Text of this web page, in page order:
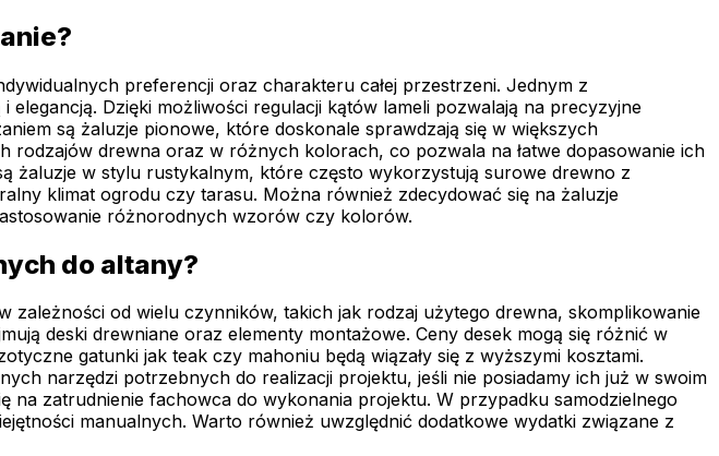
preferencji oraz charakteru całej przestrzeni. Jednym z
Dzięki możliwości regulacji kątów lameli pozwalają na precyzyjne
są żaluzje pionowe, które doskonale sprawdzają się w większych
drewna oraz w różnych kolorach, co pozwala na łatwe dopasowanie ich
żaluzje w stylu rustykalnym, które często wykorzystują surowe drewno z
klimat ogrodu czy tarasu. Można również zdecydować się na żaluzje
różnorodnych wzorów czy kolorów.
do altany?
od wielu czynników, takich jak rodzaj użytego drewna, skomplikowanie
deski drewniane oraz elementy montażowe. Ceny desek mogą się różnić w
gatunki jak teak czy mahoniu będą wiązały się z wyższymi kosztami.
narzędzi potrzebnych do realizacji projektu, jeśli nie posiadamy ich już w swoim
na zatrudnienie fachowca do wykonania projektu. W przypadku samodzielnego
manualnych. Warto również uwzględnić dodatkowe wydatki związane z